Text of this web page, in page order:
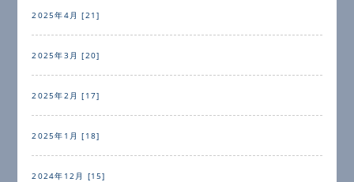
2025年4月 [21]
2025年3月 [20]
2025年2月 [17]
2025年1月 [18]
2024年12月 [15]